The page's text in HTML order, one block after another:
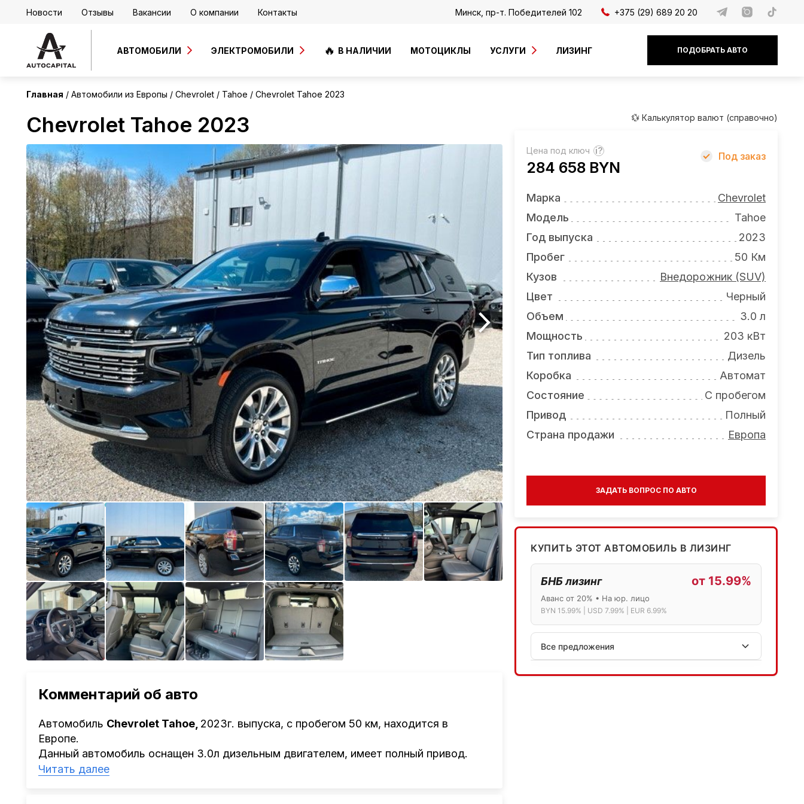
Новости Отзывы Вакансии О компании Контакты Минск, пр-т. Победителей 102 +375 (29) 689 20 20
АВТОМОБИЛИ ЭЛЕКТРОМОБИЛИ В НАЛИЧИИ МОТОЦИКЛЫ УСЛУГИ ЛИЗИНГ ПОДОБРАТЬ АВТО
Главная Автомобили из Европы Chevrolet Tahoe Chevrolet Tahoe 2023
Chevrolet Tahoe 2023
Европа
Комментарий об авто
Автомобиль Chevrolet Tahoe, 2023г. выпуска, с пробегом 50 км, находится в
Европе.
Данный автомобиль оснащен 3.0л дизельным двигателем, имеет полный привод.
Детальный расчёт Вы можете получить оставив заявку на нашем сайте или
Читать далее
💱 Калькулятор валют (справочно)
Цена под ключ ?
284 658 BYN
Под заказ
Марка
Chevrolet
Модель
Tahoe
Год выпуска
2023
Пробег
50 Км
Кузов
Внедорожник (SUV)
Цвет
Черный
Объем
3.0 л
Мощность
203 кВт
Тип топлива
Дизель
Коробка
Автомат
Состояние
С пробегом
Привод
Полный
Страна продажи
Европа
ЗАДАТЬ ВОПРОС ПО АВТО
КУПИТЬ ЭТОТ АВТОМОБИЛЬ В ЛИЗИНГ
БНБ лизинг от 15.99%
Аванс от 20% • На юр. лицо
BYN 15.99% | USD 7.99% | EUR 6.99%
Все предложения
АСБ лизинг